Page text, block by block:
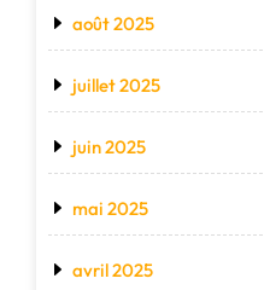
août 2025
juillet 2025
juin 2025
mai 2025
avril 2025